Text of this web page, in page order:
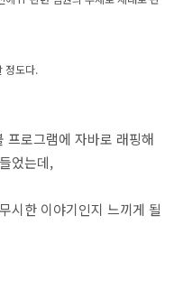
정도다.
프로그램에 자바로 래핑해
었는데,
시한 이야기인지 느끼게 될